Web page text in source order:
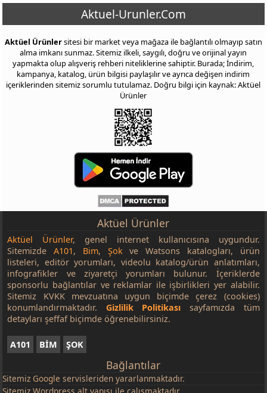
Aktuel-Urunler.Com
Aktüel Ürünlersitesi bir market veya mağaza ile bağlantılı olmayıp satın
alma imkanı sunmaz. Sitemiz ilkeli, saygılı, doğru ve orijinal yayın
yapmakta olup alışveriş rehberi niteliklerine sahiptir. Burada; İndirim,
kampanya, katalog, ürün bilgisi paylaşılır ve ayrıca değişen indirim
içeriklerinden sitemiz sorumlu tutulamaz. Doğru bilgi için kaynak: Aktüel
Ürünler
Aktüel Ürünler
Aktüel Ürünler, genel internet kullanıcısına uygundur.
SitemizdeA101, Bim, Şokve Watsons katalogları, ürün
listeleri, editör yorumları, videolu katalog/ürün anlatımları,
infografikler ve ziyaretçi yorumları bulunur. İçeriklerde
sponsorlu bağlantılar ve reklamlar ile işbirlikleri yer alabilir.
Sitemiz KVKK mevzuatına uygun biçimde çerez (cookies)
konumlandırmaktadır. Gizlilik Politikası sayfamızda tüm
detayları şeffaf biçimde öğrenebilirsiniz.
A101 BİM ŞOK
Bağlantılar
Sitemiz Google servisleriden yararlanmaktadır.